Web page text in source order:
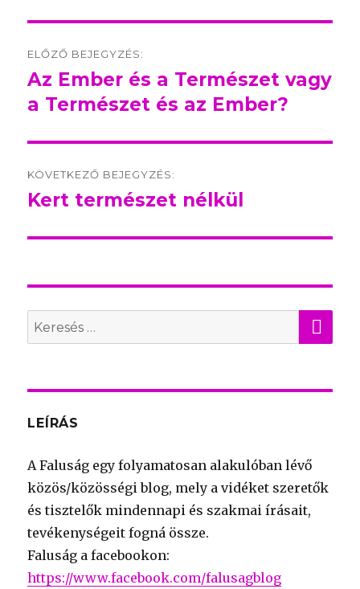
navigation
ELŐZŐ BEJEGYZÉS:
Előző
bejegyzés:
Az Ember és a Természet vagy
a Természet és az Ember?
KÖVETKEZŐ BEJEGYZÉS:
Következő
Kert természet nélkül
Search
for:
LEÍRÁS
A Faluság egy folyamatosan alakulóban lévő
közös/közösségi blog, mely a vidéket szeretők
és tisztelők mindennapi és szakmai írásait,
tevékenységeit fogná össze.
Faluság a facebookon:
https://www.facebook.com/falusagblog